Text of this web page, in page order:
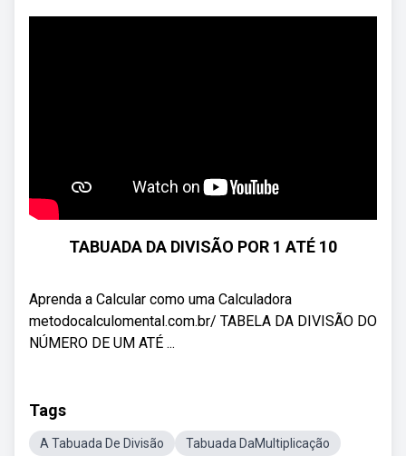
TABUADA DA DIVISÃO POR 1 ATÉ 10
Aprenda a Calcular como uma Calculadora
metodocalculomental.com.br/ TABELA DA DIVISÃO DO
NÚMERO DE UM ATÉ ...
Tags
A Tabuada De Divisão Tabuada DaMultiplicação